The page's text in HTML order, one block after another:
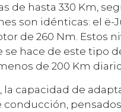
de hasta 330 Km,
son idénticas: el ë-
de 260 Nm. Estos
se hace de este tipo
de 200 Km
la capacidad de
conducción,